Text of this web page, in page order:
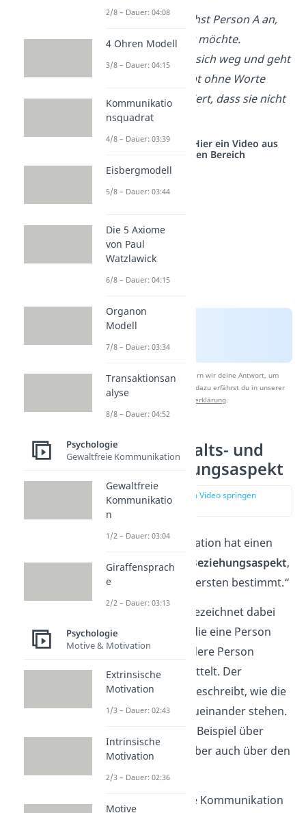
Beispiel:Du sprichst Person A an,
obwohl sie das nicht möchte.
Deswegen dreht sie sich weg und geht
woanders hin. Sie hat ohne Worte
nochmal kommuniziert, dass sie nicht
reden will.
Studyflix vernetzt: Hier ein Video aus
einem anderen Bereich
Nach Beantwortung speichern wir deine Antwort, um
Studyflix zu verbessern. Mehr dazu erfährst du in unserer
Datenschutzerklärung.
2. Axiom: Inhalts- und
einen Beziehungsaspekt
zur Stelle im Video springen
(01:13)
„Jede Kommunikation hat einen
Inhalts-und einen Beziehungsaspekt,
wobei letzterer den ersten bestimmt.“
DerInhaltsaspekt
bezeichnet dabei
dieInformationen
, die eine Person
(Sender) an eine andere Person
(Empfänger) übermittelt. Der
Beziehungsaspekt
beschreibt, wie die
Gesprächspartner zueinander stehen.
Das äußerst du zum Beispiel über
Mimik und Gestik,
aber auch über den
Tonfall.
Eine rein informative Kommunikation
2/8 – Dauer: 04:08
4 Ohren Modell
3/8 – Dauer: 04:15
Kommunikatio
nsquadrat
4/8 – Dauer: 03:39
Eisbergmodell
5/8 – Dauer: 03:44
Die 5 Axiome
von Paul
Watzlawick
6/8 – Dauer: 04:15
Organon
Modell
7/8 – Dauer: 03:34
Transaktionsan
alyse
8/8 – Dauer: 04:52
Psychologie
Gewaltfreie Kommunikation
Gewaltfreie
Kommunikatio
n
1/2 – Dauer: 03:04
Giraffensprach
e
2/2 – Dauer: 03:13
Psychologie
Motive & Motivation
Extrinsische
Motivation
1/3 – Dauer: 02:43
Intrinsische
Motivation
2/3 – Dauer: 02:36
Motive